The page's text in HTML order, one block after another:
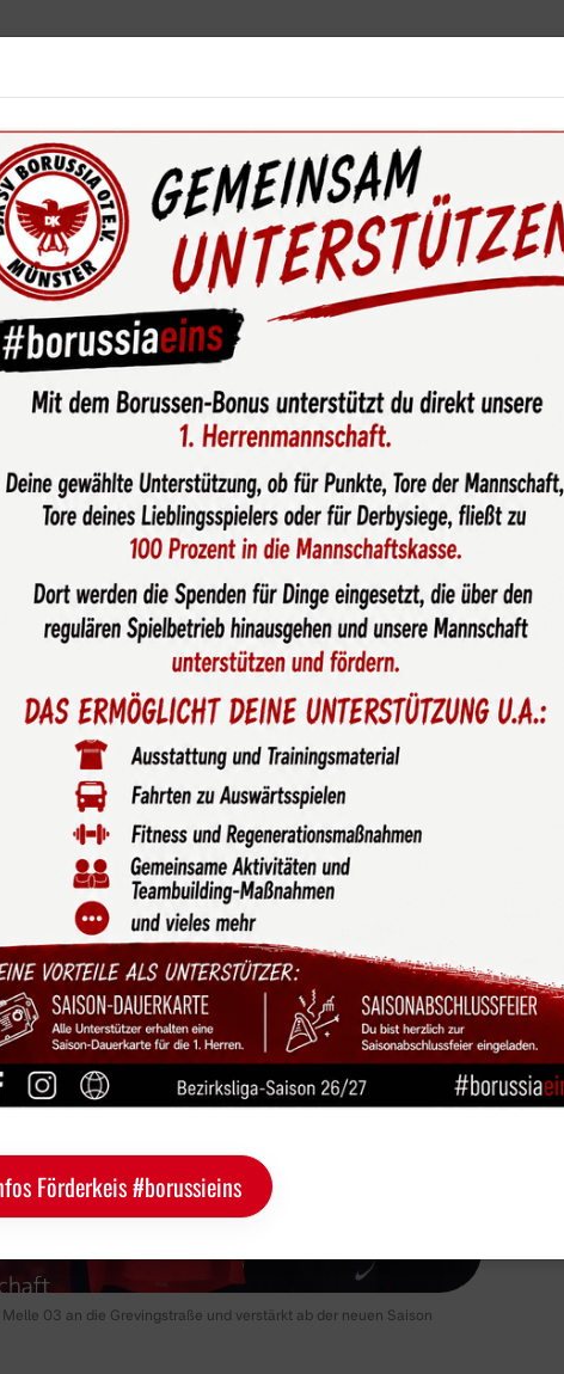
News & Media Service Sponsoren
Defensive bekommt Zuwachs: #borussiaeins verstärkt
#borussiaeins
Brakmann zur neuen
03 an die Grevingstraße und verstärkt ab der neuen Saison
Förderkeis #borussieins